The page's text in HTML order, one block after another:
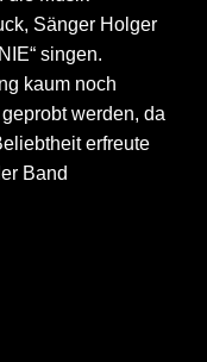
Sänger Holger
singen.
kaum noch
werden, da
erfreute
Band